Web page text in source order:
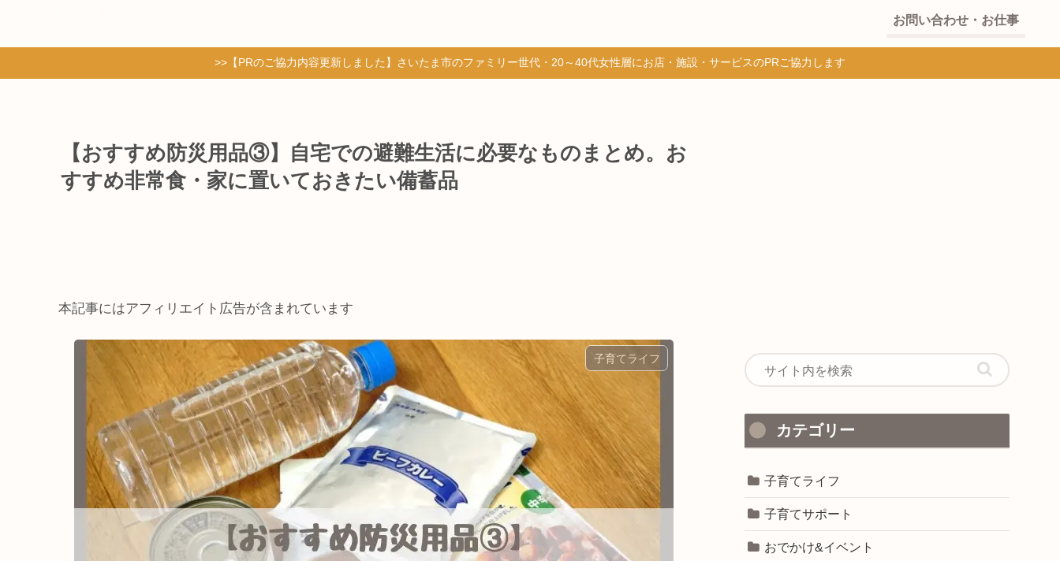
お問い合わせ・お仕事
>>【PRのご協力内容更新しました】さいたま市のファミリー世代・20～40代女性層にお店・施設・サービスのPRご協力します
【おすすめ防災用品③】自宅での避難生活に必要なものまとめ。お
すすめ非常食・家に置いておきたい備蓄品
本記事にはアフィリエイト広告が含まれています
子育てライフ
カテゴリー
子育てライフ
子育てサポート
おでかけ&イベント